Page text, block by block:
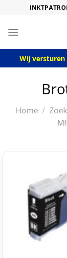
content
Wij versturen
Home /